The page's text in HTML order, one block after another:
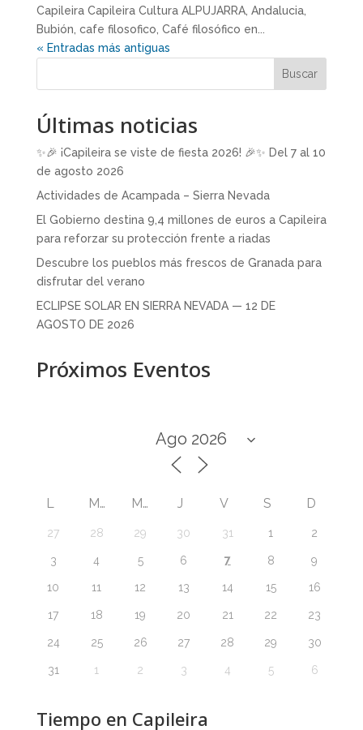
Capileira Capileira Cultura ALPUJARRA, Andalucia,
Bubión, cafe filosofico, Café filosófico en...
« Entradas más antiguas
Buscar
Últimas noticias
✨🎉 ¡Capileira se viste de fiesta 2026! 🎉✨ Del 7 al 10
de agosto 2026
Actividades de Acampada – Sierra Nevada
El Gobierno destina 9,4 millones de euros a Capileira
para reforzar su protección frente a riadas
Descubre los pueblos más frescos de Granada para
disfrutar del verano
ECLIPSE SOLAR EN SIERRA NEVADA — 12 DE
AGOSTO DE 2026
Próximos Eventos
L M M J V S D
27 28 29 30 31 1 2
3 4 5 6 7 8 9
10 11 12 13 14 15 16
17 18 19 20 21 22 23
24 25 26 27 28 29 30
31 1 2 3 4 5 6
Tiempo en Capileira